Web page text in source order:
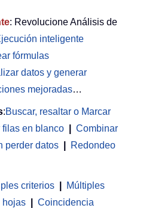
: Revolucione Análisis de
inteligente
fórmulas
datos y generar
mejoradas…
:Buscar, resaltar o Marcar
filas en blanco
Combinar
perder datos
Redondeo
criterios
Múltiples
hojas
Coincidencia